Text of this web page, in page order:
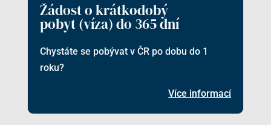
Žádost o krátkodobý
pobyt (víza) do 365 dní
Chystáte se pobývat v ČR po dobu do 1
roku?
Více informací